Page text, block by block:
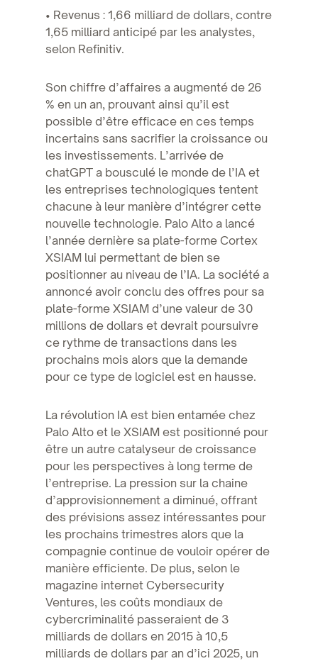
• Revenus : 1,66 milliard de dollars, contre
1,65 milliard anticipé par les analystes,
selon Refinitiv.
Son chiffre d’affaires a augmenté de 26
% en un an, prouvant ainsi qu’il est
possible d’être efficace en ces temps
incertains sans sacrifier la croissance ou
les investissements. L’arrivée de
chatGPT a bousculé le monde de l’IA et
les entreprises technologiques tentent
chacune à leur manière d’intégrer cette
nouvelle technologie. Palo Alto a lancé
l’année dernière sa plate-forme Cortex
XSIAM lui permettant de bien se
positionner au niveau de l’IA. La société a
annoncé avoir conclu des offres pour sa
plate-forme XSIAM d’une valeur de 30
millions de dollars et devrait poursuivre
ce rythme de transactions dans les
prochains mois alors que la demande
pour ce type de logiciel est en hausse.
La révolution IA est bien entamée chez
Palo Alto et le XSIAM est positionné pour
être un autre catalyseur de croissance
pour les perspectives à long terme de
l’entreprise. La pression sur la chaine
d’approvisionnement a diminué, offrant
des prévisions assez intéressantes pour
les prochains trimestres alors que la
compagnie continue de vouloir opérer de
manière efficiente. De plus, selon le
magazine internet Cybersecurity
Ventures, les coûts mondiaux de
cybercriminalité passeraient de 3
milliards de dollars en 2015 à 10,5
milliards de dollars par an d’ici 2025, un